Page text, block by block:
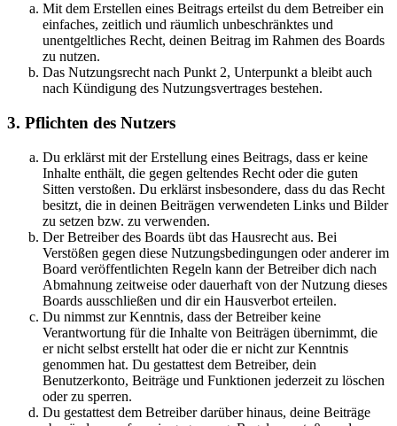
Mit dem Erstellen eines Beitrags erteilst du dem Betreiber ein
einfaches, zeitlich und räumlich unbeschränktes und
unentgeltliches Recht, deinen Beitrag im Rahmen des Boards
zu nutzen.
Das Nutzungsrecht nach Punkt 2, Unterpunkt a bleibt auch
nach Kündigung des Nutzungsvertrages bestehen.
3. Pflichten des Nutzers
Du erklärst mit der Erstellung eines Beitrags, dass er keine
Inhalte enthält, die gegen geltendes Recht oder die guten
Sitten verstoßen. Du erklärst insbesondere, dass du das Recht
besitzt, die in deinen Beiträgen verwendeten Links und Bilder
zu setzen bzw. zu verwenden.
Der Betreiber des Boards übt das Hausrecht aus. Bei
Verstößen gegen diese Nutzungsbedingungen oder anderer im
Board veröffentlichten Regeln kann der Betreiber dich nach
Abmahnung zeitweise oder dauerhaft von der Nutzung dieses
Boards ausschließen und dir ein Hausverbot erteilen.
Du nimmst zur Kenntnis, dass der Betreiber keine
Verantwortung für die Inhalte von Beiträgen übernimmt, die
er nicht selbst erstellt hat oder die er nicht zur Kenntnis
genommen hat. Du gestattest dem Betreiber, dein
Benutzerkonto, Beiträge und Funktionen jederzeit zu löschen
oder zu sperren.
Du gestattest dem Betreiber darüber hinaus, deine Beiträge